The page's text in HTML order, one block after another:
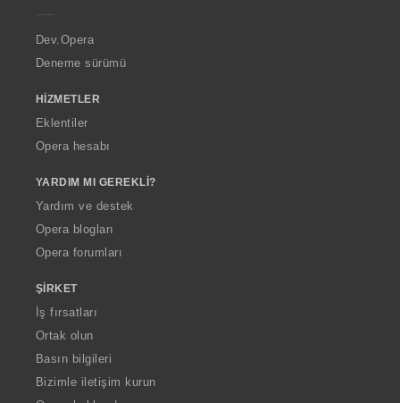
a
Dev.Opera
Deneme sürümü
HIZMETLER
Eklentiler
Opera hesabı
YARDIM MI GEREKLI?
Yardım ve destek
Opera blogları
Opera forumları
ŞIRKET
İş fırsatları
Ortak olun
Basın bilgileri
Bizimle iletişim kurun